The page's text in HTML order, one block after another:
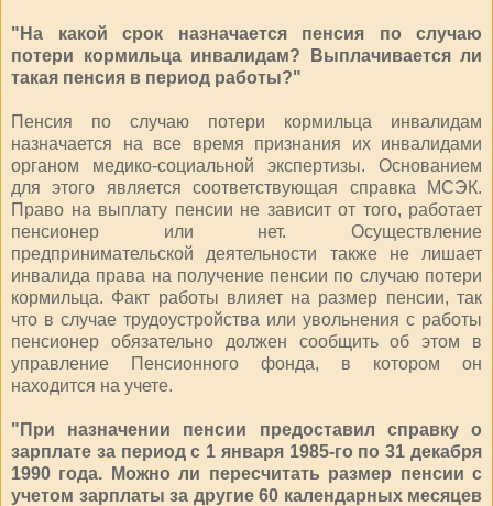
"На какой срок назначается пенсия по случаю
потери кормильца инвалидам? Выплачивается ли
такая пенсия в период работы?"
Пенсия по случаю потери кормильца инвалидам
назначается на все время признания их инвалидами
органом медико-социальной экспертизы. Основанием
для этого является соответствующая справка МСЭК.
Право на выплату пенсии не зависит от того, работает
пенсионер или нет. Осуществление
предпринимательской деятельности также не лишает
инвалида права на получение пенсии по случаю потери
кормильца. Факт работы влияет на размер пенсии, так
что в случае трудоустройства или увольнения с работы
пенсионер обязательно должен сообщить об этом в
управление Пенсионного фонда, в котором он
находится на учете.
"При назначении пенсии предоставил справку о
зарплате за период с 1 января 1985-го по 31 декабря
1990 года. Можно ли пересчитать размер пенсии с
учетом зарплаты за другие 60 календарных месяцев